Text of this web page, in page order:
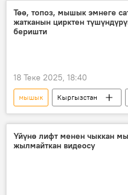
Төө, топоз, мышык эмнеге
жатканын цирктен
беришти
18 Теке 2025, 18:40
мышык Кыргызстан
жаныбарлар
сатык
топоз
Үйүнө лифт менен чыккан
жылмайткан видеосу